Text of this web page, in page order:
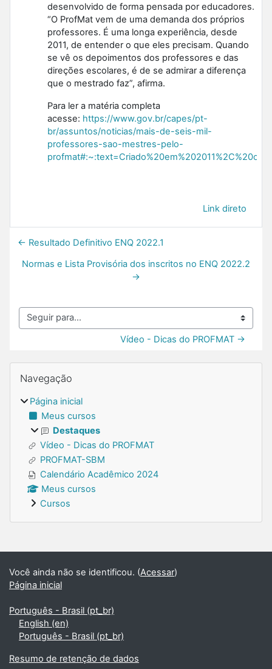
desenvolvido de forma pensada por educadores.
“O ProfMat vem de uma demanda dos próprios
professores. É uma longa experiência, desde
2011, de entender o que eles precisam. Quando
se vê os depoimentos dos professores e das
direções escolares, é de se admirar a diferença
que o mestrado faz”, afirma.
Para ler a matéria completa
acesse: https://www.gov.br/capes/pt-
br/assuntos/noticias/mais-de-seis-mil-
professores-sao-mestres-pelo-
Link direto
← Resultado Definitivo ENQ 2022.1
Normas e Lista Provisória dos inscritos no ENQ 2022.2
→
Seguir para...
Vídeo - Dicas do PROFMAT →
Blocos
Navegação
Página inicial
Meus cursos
Destaques
Vídeo - Dicas do PROFMAT
PROFMAT-SBM
Calendário Acadêmico 2024
Meus cursos
Cursos
Blocos suplementares
Você ainda não se identificou. (Acessar)
Página inicial
Português - Brasil ‎(pt_br)‎
English ‎(en)‎
Português - Brasil ‎(pt_br)‎
Resumo de retenção de dados